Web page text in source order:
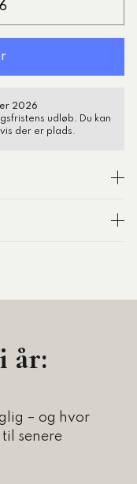
2026
udløb. Du kan
der er plads.
år:
– og hvor
senere